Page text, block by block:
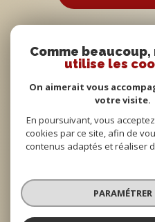
© 2022
Traduction
Comme
utilise les
On aimerait vous
votre visite.
En poursuivant, vous
cookies par ce site, afin de
contenus adaptés et réaliser
PARAMÉTRER